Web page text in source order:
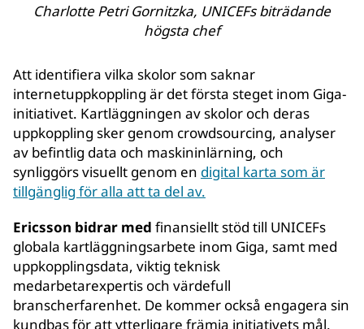
Charlotte Petri Gornitzka, UNICEFs biträdande
högsta chef
Att identifiera vilka skolor som saknar
internetuppkoppling är det första steget inom Giga-
initiativet. Kartläggningen av skolor och deras
uppkoppling sker genom crowdsourcing, analyser
av befintlig data och maskininlärning, och
synliggörs visuellt genom en digital karta som är
tillgänglig för alla att ta del av.
Ericsson bidrar med finansiellt stöd till UNICEFs
globala kartläggningsarbete inom Giga, samt med
uppkopplingsdata, viktig teknisk
medarbetarexpertis och värdefull
branscherfarenhet. De kommer också engagera sin
kundbas för att ytterligare främja initiativets mål.